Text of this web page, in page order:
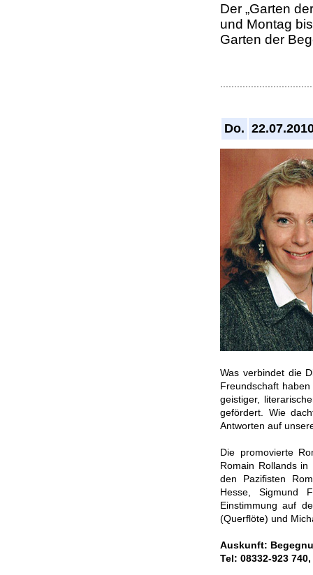
Der „Garten
und Montag
Garten der
Do.
Was verbindet die
Freundschaft
geistiger,
gefördert. Wie
Antworten auf
Die promovierte
Romain Rollands
den Pazifisten
Hesse, Sigmund
Einstimmung auf
(Querflöte) und
Auskunft:
Tel: 08332-923